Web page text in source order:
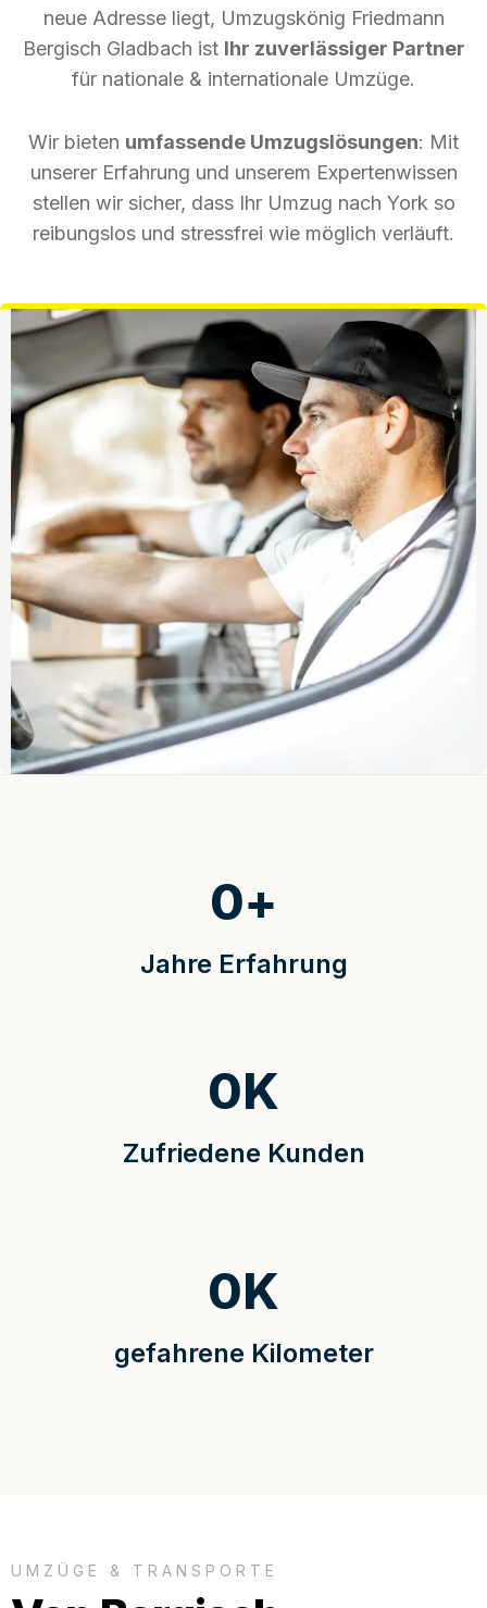
neue Adresse liegt, Umzugskönig Friedmann
Bergisch Gladbach ist Ihr zuverlässiger Partner
für nationale & internationale Umzüge.
Wir bieten umfassende Umzugslösungen: Mit
unserer Erfahrung und unserem Expertenwissen
stellen wir sicher, dass Ihr Umzug nach York so
reibungslos und stressfrei wie möglich verläuft.
Jahre Erfahrung
0+
Zufriedene Kunden
0K
gefahrene Kilometer
0K
UMZÜGE & TRANSPORTE